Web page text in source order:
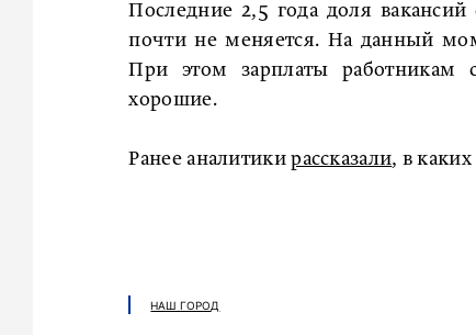
Последние 2,5 года доля вакансий
почти не меняется. На данный
При этом зарплаты работникам
хорошие.
Ранее аналитикирассказали, в
НАШ ГОРОД